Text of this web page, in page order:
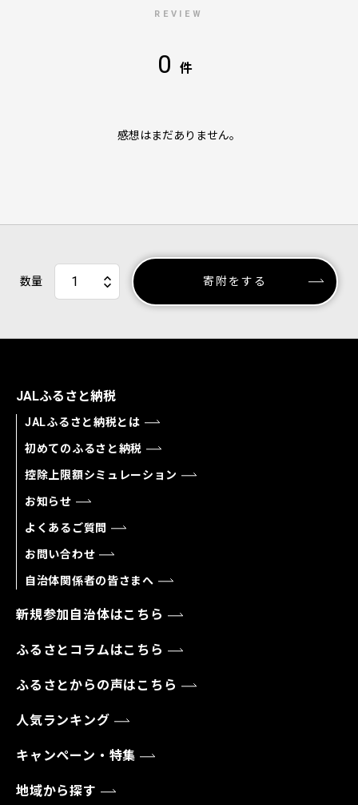
REVIEW
0 件
感想はまだありません。
数量 寄附をする
JALふるさと納税
JALふるさと納税とは
初めてのふるさと納税
控除上限額シミュレーション
お知らせ
よくあるご質問
お問い合わせ
自治体関係者の皆さまへ
新規参加自治体はこちら
ふるさとコラムはこちら
ふるさとからの声はこちら
人気ランキング
キャンペーン・特集
地域から探す